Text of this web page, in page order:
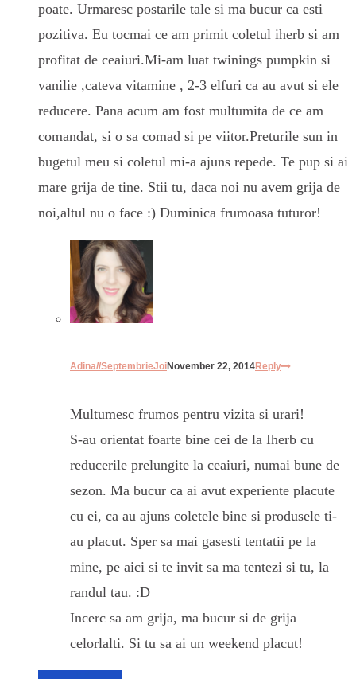
poate. Urmaresc postarile tale si ma bucur ca esti
pozitiva. Eu tocmai ce am primit coletul iherb si am
profitat de ceaiuri.Mi-am luat twinings pumpkin si
vanilie ,cateva vitamine , 2-3 elfuri ca au avut si ele
reducere. Pana acum am fost multumita de ce am
comandat, si o sa comad si pe viitor.Preturile sun in
bugetul meu si coletul mi-a ajuns repede. Te pup si ai
mare grija de tine. Stii tu, daca noi nu avem grija de
noi,altul nu o face :) Duminica frumoasa tuturor!
Adina//SeptembrieJoiNovember 22, 2014Reply
Multumesc frumos pentru vizita si urari!
S-au orientat foarte bine cei de la Iherb cu
reducerile prelungite la ceaiuri, numai bune de
sezon. Ma bucur ca ai avut experiente placute
cu ei, ca au ajuns coletele bine si produsele ti-
au placut. Sper sa mai gasesti tentatii pe la
mine, pe aici si te invit sa ma tentezi si tu, la
randul tau. :D
Incerc sa am grija, ma bucur si de grija
celorlalti. Si tu sa ai un weekend placut!